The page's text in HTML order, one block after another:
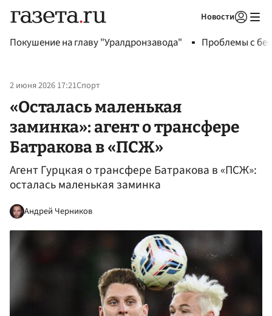
Новости
Покушение на главу "Уралдронзавода" Проблемы с
2 июня 2026 17:21Спорт
«Осталась маленькая
заминка»: агент о трансфере
Батракова в «ПСЖ»
Агент Гурцкая о трансфере Батракова в «ПСЖ»:
осталась маленькая заминка
Андрей Черников